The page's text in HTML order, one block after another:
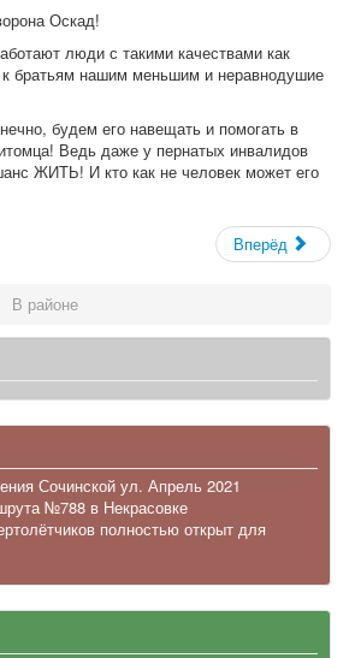
Оскад!
люди с такими качествами как
братьям нашим меньшим и неравнодушие
будем его навещать и помогать в
Ведь даже у пернатых инвалидов
ЖИТЬ! И кто как не человек может его
Вперёд
В районе
Сочинской ул. Апрель 2021
№788 в Некрасовке
полностью открыт для